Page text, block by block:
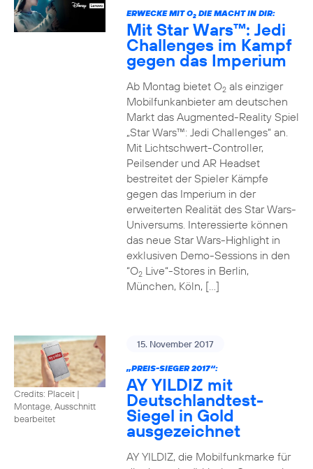
ERWECKE MIT O2DIE MACHT IN DIR:
Mit Star Wars™: Jedi
Challenges im Kampf
gegen das Imperium
Ab Montag bietet O2als einziger
Mobilfunkanbieter am deutschen
Markt das Augmented-Reality Spiel
„Star Wars™: Jedi Challenges“ an.
Mit Lichtschwert-Controller,
Peilsender und AR Headset
bestreitet der Spieler Kämpfe
gegen das Imperium in der
erweiterten Realität des Star Wars-
Universums. Interessierte können
das neue Star Wars-Highlight in
exklusiven Demo-Sessions in den
“O2Live“-Stores in Berlin,
München, Köln, […]
Credits: Placeit |
Montage, Ausschnitt
bearbeitet
15. November 2017
„PREIS-SIEGER 2017“:
AY YILDIZ mit
Deutschlandtest-
Siegel in Gold
ausgezeichnet
AY YILDIZ, die Mobilfunkmarke für